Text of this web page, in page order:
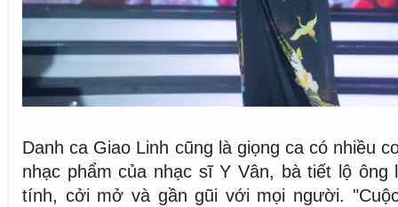
Danh ca Giao Linh cũng là giọng ca có nhiều
nhạc phẩm của nhạc sĩ Y Vân, bà tiết lộ
tính, cởi mở và gần gũi với mọi người.